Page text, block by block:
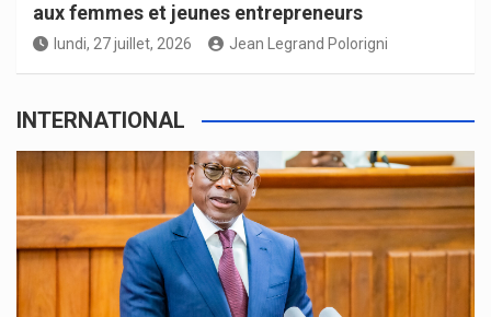
aux femmes et jeunes entrepreneurs
lundi, 27 juillet, 2026 Jean Legrand Polorigni
INTERNATIONAL